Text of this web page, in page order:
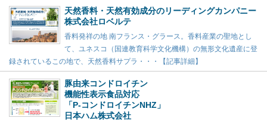
天然香料・天然有効成分のリーディングカンパニー
株式会社ロベルテ
香料発祥の地 南フランス・グラース。香料産業の聖地とし
て、ユネスコ（国連教育科学文化機構）の無形文化遺産に登
録されているこの地で、天然香料サプラ・・・【記事詳細】
豚由来コンドロイチン
機能性表示食品対応
「P-コンドロイチンNHZ」
日本ハム株式会社